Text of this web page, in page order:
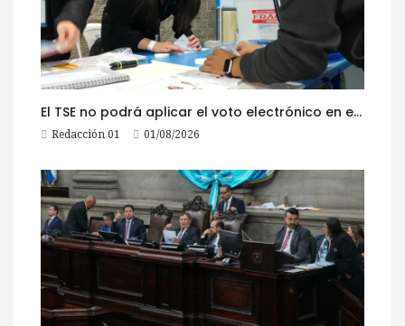
El TSE no podrá aplicar el voto electrónico en el extranjero, pese a la reciente actualización de su reglamento
Redacción 01 01/08/2026